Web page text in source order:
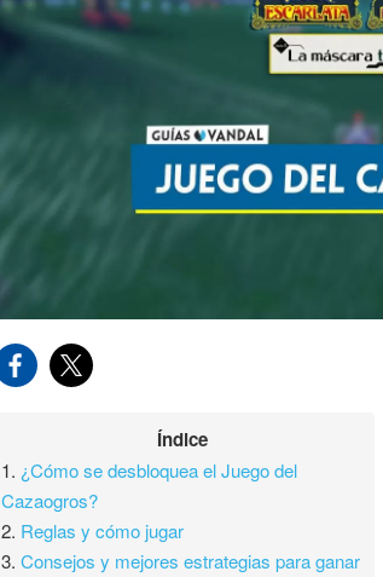
Índice
1. ¿Cómo se desbloquea el Juego del
Cazaogros?
2. Reglas y cómo jugar
3.Consejos y mejores estrategias para ganar